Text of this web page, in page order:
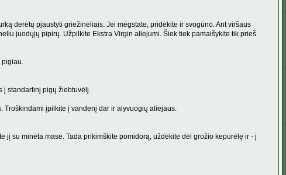
derėtų pjaustyti griežinėliais. Jei mėgstate, pridėkite ir svogūno. Ant viršaus
juodųjų pipirų. Užpilkite Ekstra Virgin aliejumi. Šiek tiek pamaišykite tik prieš
pigiau.
į standartinį pigų žiebtuvėlį.
Troškindami įpilkite į vandenį dar ir alyvuogių aliejaus.
su minėta mase. Tada prikimškite pomidorą, uždėkite dėl grožio kepurėlę ir - į